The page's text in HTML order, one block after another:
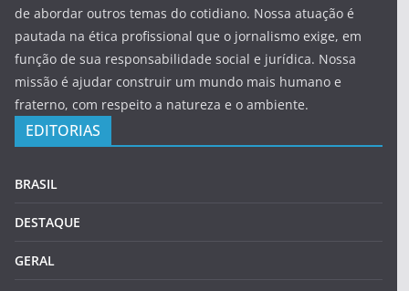
de abordar outros temas do cotidiano. Nossa atuação é
pautada na ética profissional que o jornalismo exige, em
função de sua responsabilidade social e jurídica. Nossa
missão é ajudar construir um mundo mais humano e
fraterno, com respeito a natureza e o ambiente.
EDITORIAS
BRASIL
DESTAQUE
GERAL